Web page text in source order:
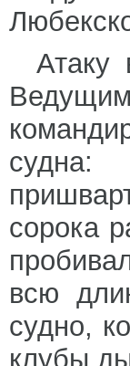
Атаку
судна:
сорока
всю
судно,
клубы